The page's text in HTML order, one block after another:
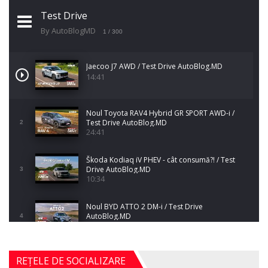
Test Drive
By AutoBlogMD 1 / 300
Jaecoo J7 AWD / Test Drive AutoBlog.MD
14:41
2
Noul Toyota RAV4 Hybrid GR SPORT AWD-i /
Test Drive AutoBlog.MD
24:41
3
Škoda Kodiaq iV PHEV - cât consumă?! / Test
Drive AutoBlog.MD
10:34
4
Noul BYD ATTO 2 DM-i / Test Drive
AutoBlog.MD
17:35
5
Noul Mercedes-Benz S-Class facelift (S 580
4MATIC V223) / Test Drive AutoBlog.MD
REȚELE DE SOCIALIZARE